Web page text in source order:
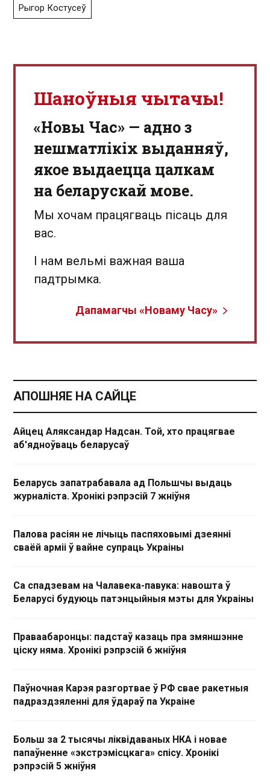
Рыгор Костусеў
Шаноўныя чытачы!
«Новы Час» — адно з
нешматлікіх выданняў,
якое выдаецца цалкам
на беларускай мове.
Мы хочам працягваць пісаць для
вас.
І нам вельмі важная ваша
падтрымка.
Дапамагчы «Новаму Часу»
АПОШНЯЕ НА САЙЦЕ
Айцец Аляксандар Надсан. Той, хто працягвае
аб'ядноўваць беларусаў
Беларусь запатрабавала ад Польшчы выдаць
журналіста. Хронікі рэпрэсій 7 жніўня
Палова расіян не лічыць паспяховымі дзеянні
сваёй арміі ў вайне супраць Украіны
Са спадзевам на Чалавека-павука: навошта ў
Беларусі будуюць патэнцыйныя мэты для Украіны
Праваабаронцы: падстаў казаць пра змяншэнне
ціску няма. Хронікі рэпрэсій 6 жніўня
Паўночная Карэя разгортвае ў РФ свае ракетныя
падраздзяленні для ўдараў па Украіне
Больш за 2 тысячы ліквідаваных НКА і новае
папаўненне «экстрэмісцкага» спісу. Хронікі
рэпрэсій 5 жніўня